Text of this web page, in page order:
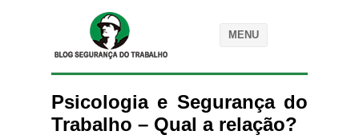
MENU
Psicologia e Segurança do
Trabalho – Qual a relação?